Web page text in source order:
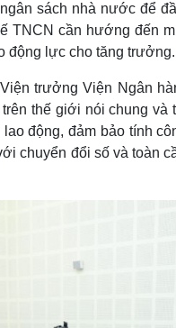
Văn hóa
Sân khấu - Điện
Âm nhạc
Di sản
sách nhà nước để
TNCN cần hướng đến
động lực cho tăng trưởng.
trưởng Viện Ngân
thế giới nói chung
động, đảm bảo tính
chuyển đổi số và toàn